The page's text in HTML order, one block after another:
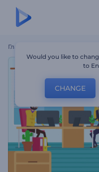
Главная
Would you like to
to
CHANGE